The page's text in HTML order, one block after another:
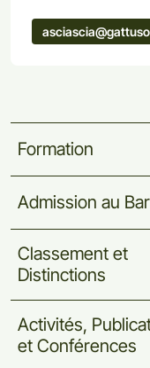
Formation
Admission au
Classement et
Distinctions
Activités,
et Conférences